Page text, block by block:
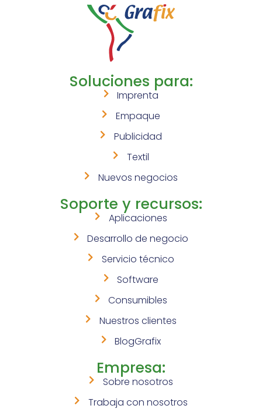
Soluciones para:
Imprenta
Empaque
Publicidad
Textil
Nuevos negocios
Soporte y recursos:
Aplicaciones
Desarrollo de negocio
Servicio técnico
Software
Consumibles
Nuestros clientes
BlogGrafix
Empresa:
Sobre nosotros
Trabaja con nosotros